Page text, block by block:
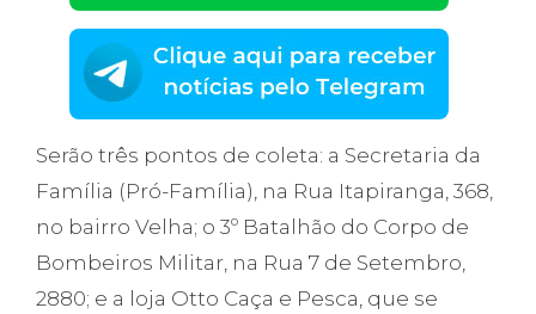
Serão três pontos de coleta: a Secretaria da
Família (Pró-Família), na Rua Itapiranga, 368,
no bairro Velha; o 3º Batalhão do Corpo de
Bombeiros Militar, na Rua 7 de Setembro,
2880; e a loja Otto Caça e Pesca, que se